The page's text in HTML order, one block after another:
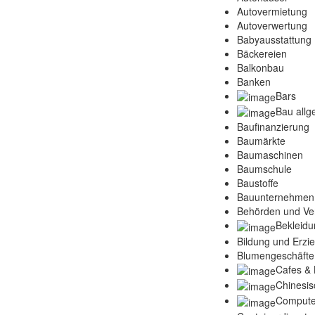
Autovermietung
Autoverwertung
Babyausstattung
Bäckereien
Balkonbau
Banken
Bars
Bau
Baufinanzierung
Baumärkte
Baumaschinen
Baumschule
Baustoffe
Bauunternehmen
Behörden und
Bildung und
Blumengeschäfte
Cafes &